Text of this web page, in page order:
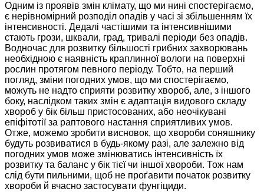
Одним із проявів змін клімату, що ми нині спостерігаємо,
є нерівномірний розподіл опадів у часі зі збільшенням їх
інтенсивності. Дедалі частішими та інтенсивнішими
стають грози, шквали, град, тривалі періоди без опадів.
Водночас для розвитку більшості грибних захворювань
необхідною є наявність краплинної вологи на поверхні
рослин протягом певного періоду. Тобто, на перший
погляд, зміни погодних умов, що ми спостерігаємо,
можуть не надто сприяти розвитку хвороб, але, з іншого
боку, наслідком таких змін є адаптація видового складу
хвороб у бік більш пристосованих, або неочікувані
епіфітотії за раптового настання сприятливих умов.
Отже, можемо зробити висновок, що хвороби соняшнику
будуть розвиватися в будь-якому разі, але залежно від
погодних умов може змінюватись інтенсивність їх
розвитку та баланс у бік тієї чи іншої хвороби. Тож нам
слід бути пильними, щоб не проґавити початок розвитку
хвороби й вчасно застосувати фунгіциди.